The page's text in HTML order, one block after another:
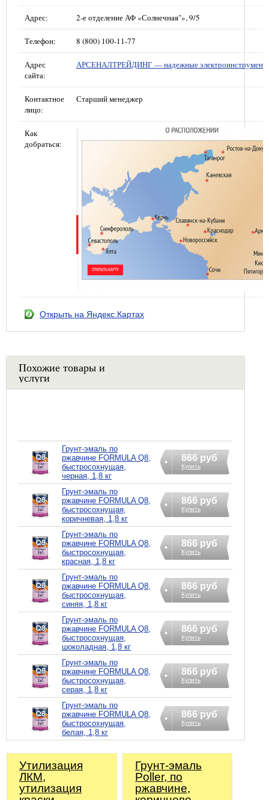
Адрес: 2-е отделение АФ «Солнечная"», 9/5
Телефон: 8 (800) 100-11-77
Адрес
сайта:
АРСЕНАЛТРЕЙДИНГ — надежные
Контактное
лицо:
Старший менеджер
Как
добраться:
Открыть на Яндекс.Картах
Похожие товары и
услуги
Грунт-эмаль по
ржавчине FORMULA Q8,
быстросохнущая,
черная, 1,8 кг
866 руб
Купить
Грунт-эмаль по
ржавчине FORMULA Q8,
быстросохнущая,
коричневая, 1,8 кг
866 руб
Купить
Грунт-эмаль по
ржавчине FORMULA Q8,
быстросохнущая,
красная, 1,8 кг
866 руб
Купить
Грунт-эмаль по
ржавчине FORMULA Q8,
быстросохнущая,
синяя, 1,8 кг
866 руб
Купить
Грунт-эмаль по
ржавчине FORMULA Q8,
быстросохнущая,
шоколадная, 1,8 кг
866 руб
Купить
Грунт-эмаль по
ржавчине FORMULA Q8,
быстросохнущая,
серая, 1,8 кг
866 руб
Купить
Грунт-эмаль по
ржавчине FORMULA Q8,
быстросохнущая,
белая, 1,8 кг
866 руб
Купить
Утилизация
ЛКМ,
утилизация
Грунт-эмаль
Poller, по
ржавчине,